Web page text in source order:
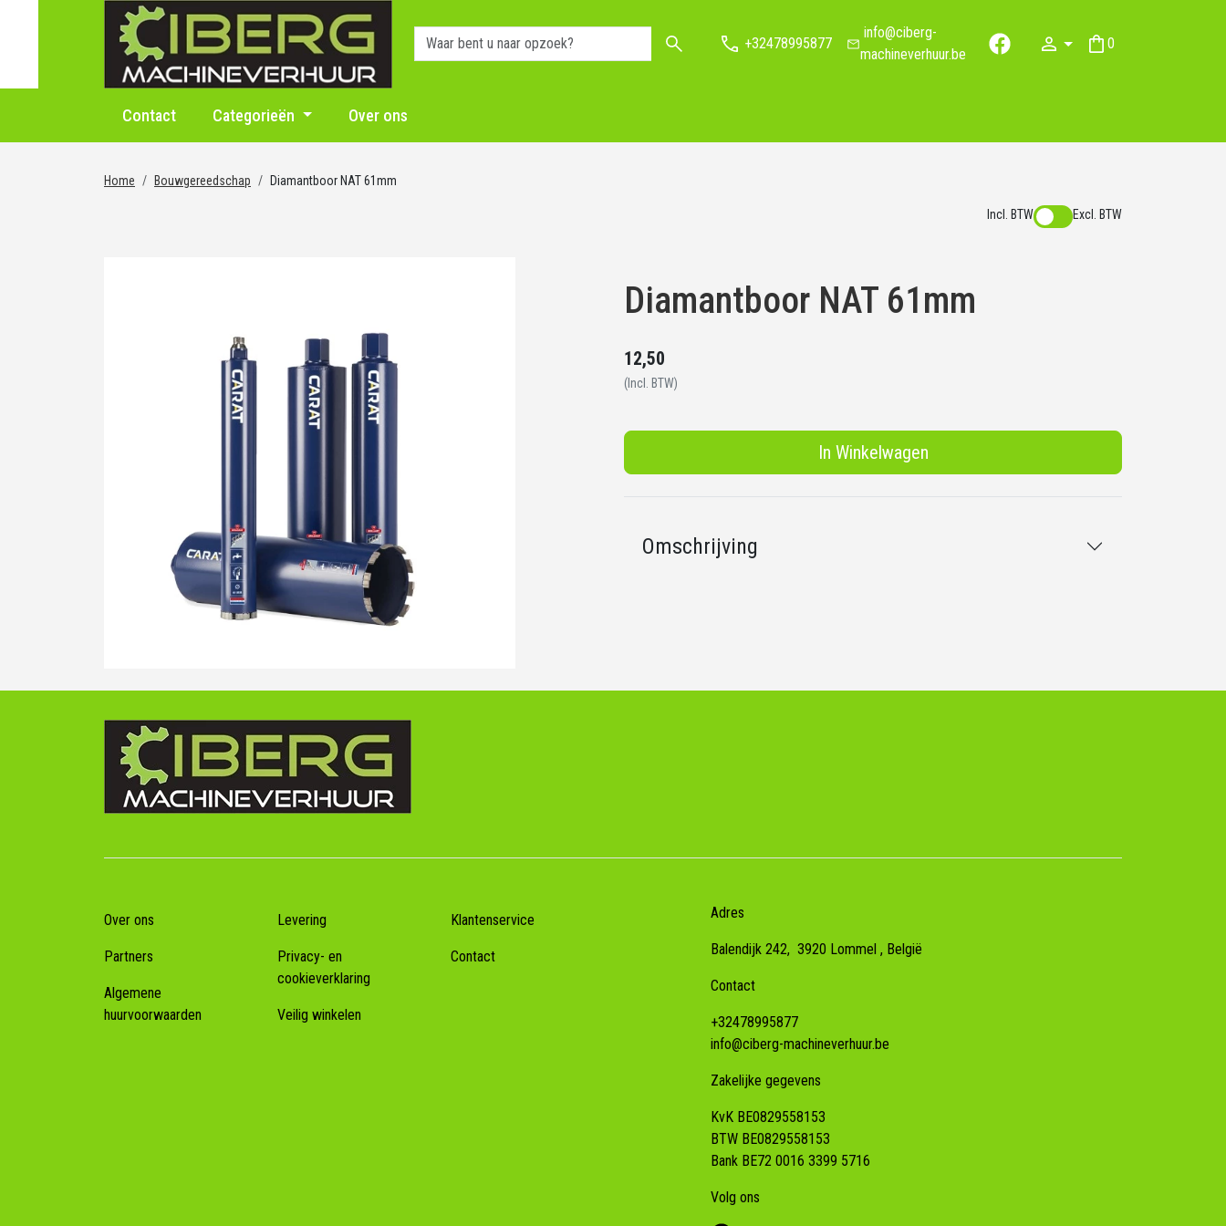
+32478995877
info@ciberg-
machineverhuur.be
facebook winkelwagen
0
Contact Categorieën Over ons
Home Bouwgereedschap Diamantboor NAT 61mm
Incl. BTW Excl. BTW
Diamantboor NAT 61mm
12,50
(Incl. BTW)
In Winkelwagen
Omschrijving
Over ons
Partners
Algemene
huurvoorwaarden
Levering
Privacy- en
cookieverklaring
Veilig winkelen
Klantenservice
Contact
Adres
Balendijk 242, 3920 Lommel , België
Contact
+32478995877
info@ciberg-machineverhuur.be
Zakelijke gegevens
KvK BE0829558153
BTW BE0829558153
Bank BE72 0016 3399 5716
Volg ons